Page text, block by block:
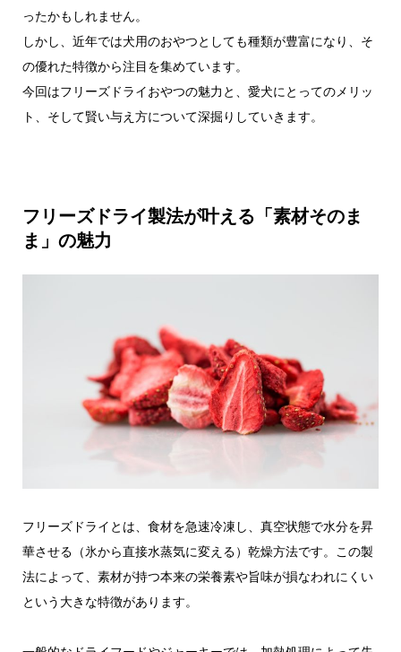
ったかもしれません。
しかし、近年では犬用のおやつとしても種類が豊富になり、そ
の優れた特徴から注目を集めています。
今回はフリーズドライおやつの魅力と、愛犬にとってのメリッ
ト、そして賢い与え方について深掘りしていきます。
フリーズドライ製法が叶える「素材そのま
ま」の魅力
フリーズドライとは、食材を急速冷凍し、真空状態で水分を昇
華させる（氷から直接水蒸気に変える）乾燥方法です。この製
法によって、素材が持つ本来の栄養素や旨味が損なわれにくい
という大きな特徴があります。